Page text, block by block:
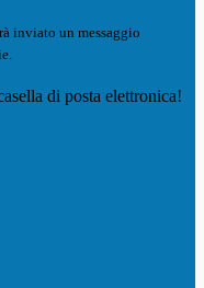
inviato un messaggio
di posta elettronica!